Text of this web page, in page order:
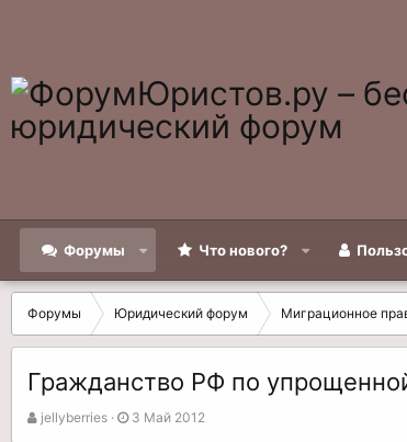
Форумы Что нового?
Форумы Юридический форум Миграционное
Гражданство РФ по
А
jellyberries
Д
3 Май 2012